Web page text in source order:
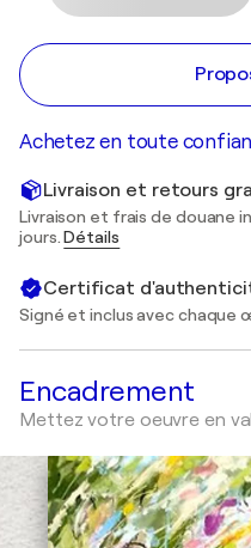
Achetez en toute
Livraison et retours
Livraison et frais de douane
jours.Détails
Certificat
Signé et inclus avec chaque
Encadrement
Mettez votre oeuvre en